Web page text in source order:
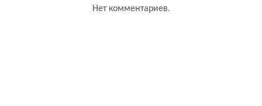
Нет комментариев.